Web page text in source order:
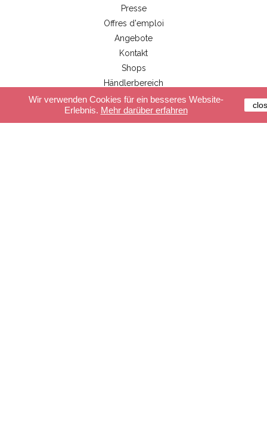
Presse
Offres d'emploi
Angebote
Kontakt
Shops
Händlerbereich
Kundenservice
Wir verwenden Cookies für ein besseres Website-
Erlebnis. Mehr darüber erfahren